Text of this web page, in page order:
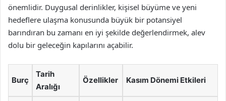
önemlidir. Duygusal derinlikler, kişisel büyüme ve yeni
hedeflere ulaşma konusunda büyük bir potansiyel
barındıran bu zamanı en iyi şekilde değerlendirmek, alev
dolu bir geleceğin kapılarını açabilir.
Burç
Tarih
Aralığı
Özellikler Kasım Dönemi Etkileri